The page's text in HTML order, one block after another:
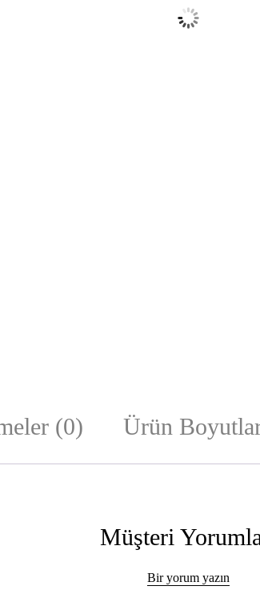
(0) Ürün
Müşteri
Bir yorum yazın